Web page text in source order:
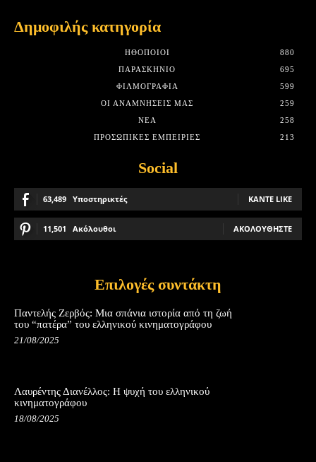
Δημοφιλής κατηγορία
HΘΟΠΟΙΟΊ
880
ΠΑΡΑΣΚΉΝΙΟ
695
ΦΙΛΜΟΓΡΑΦΊΑ
599
ΟΙ ΑΝΑΜΝΉΣΕΙΣ ΜΑΣ
259
ΝΈΑ
258
ΠΡΟΣΩΠΙΚΈΣ ΕΜΠΕΙΡΊΕΣ
213
Social
63,489 Υποστηρικτές ΚΆΝΤΕ LIKE
11,501 Ακόλουθοι ΑΚΟΛΟΥΘΉΣΤΕ
Επιλογές συντάκτη
Παντελής Ζερβός: Μια σπάνια ιστορία από τη ζωή
του “πατέρα” του ελληνικού κινηματογράφου
21/08/2025
Λαυρέντης Διανέλλος: Η ψυχή του ελληνικού
κινηματογράφου
18/08/2025